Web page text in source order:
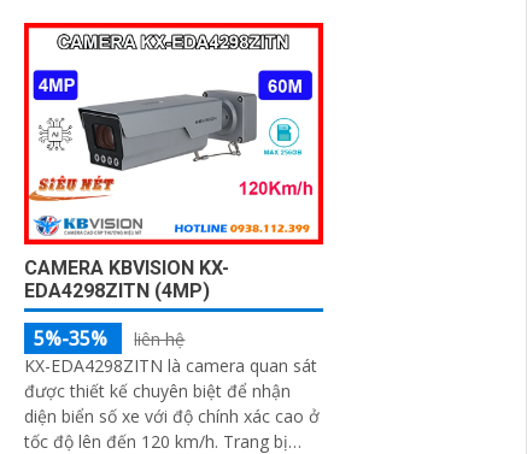
CAMERA KBVISION KX-
EDA4298ZITN (4MP)
5%-35%
liên hệ
KX-EDA4298ZITN là camera quan sát
được thiết kế chuyên biệt để nhận
diện biển số xe với độ chính xác cao ở
tốc độ lên đến 120 km/h. Trang bị